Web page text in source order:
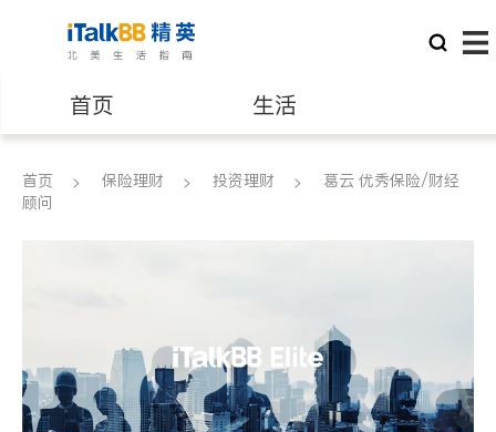
首页 生活
医生 律师
建筑装修
首页 保险理财 投资理财
葛云 优秀保险/财经
顾问